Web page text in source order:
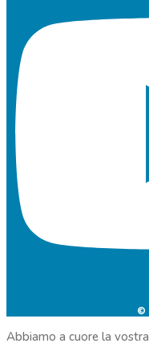
©
Abbiamo a cuore la